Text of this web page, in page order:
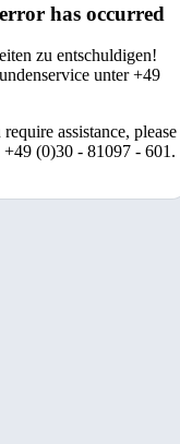
has occurred
zu entschuldigen!
unter +49
assistance, please
(0)30 - 81097 - 601.